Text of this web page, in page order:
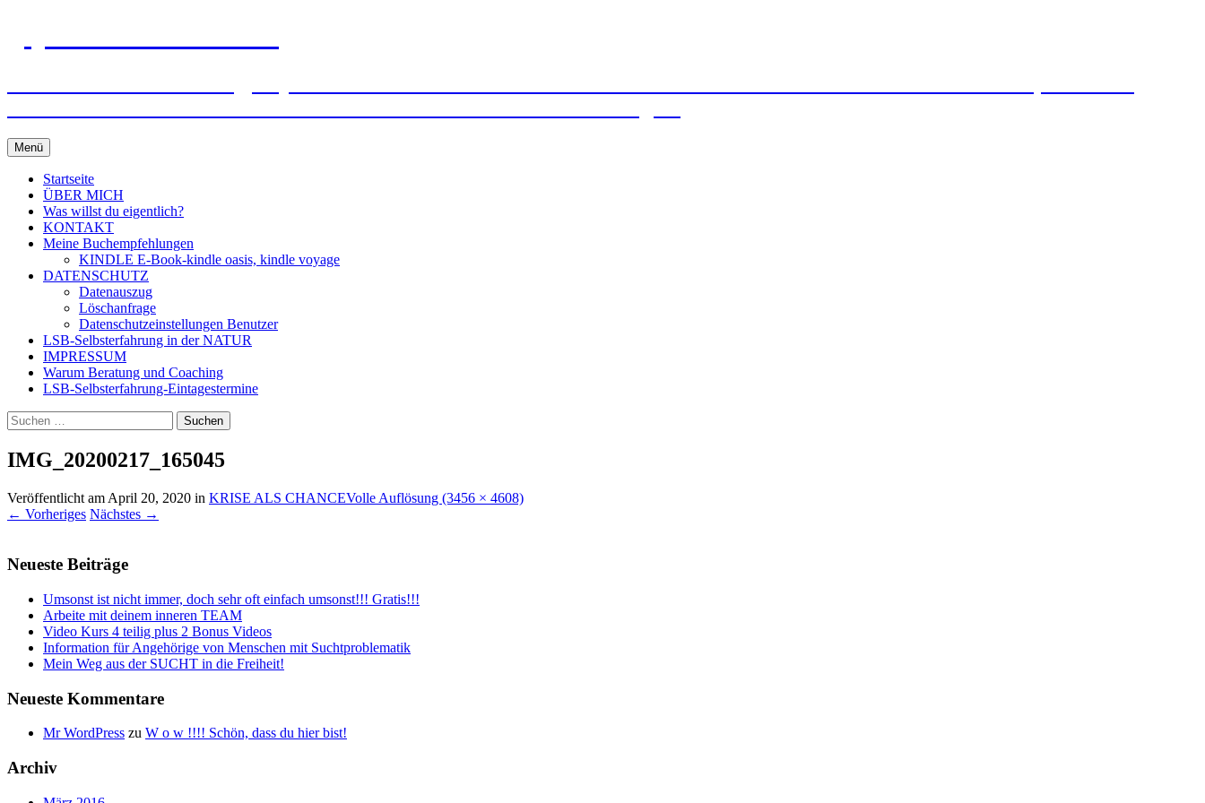
Menü Zum
Inhalt
springen
Startseite
ÜBER MICH
Was willst du eigentlich?
KONTAKT
Meine Buchempfehlungen
KINDLE E-Book-kindle oasis, kindle voyage
DATENSCHUTZ
Datenauszug
Löschanfrage
Datenschutzeinstellungen Benutzer
LSB-Selbsterfahrung in der NATUR
IMPRESSUM
Warum Beratung und Coaching
LSB-Selbsterfahrung-Eintagestermine
Suchen
nach:
IMG_20200217_165045
Veröffentlicht am April 20, 2020 in KRISE ALS CHANCEVolle Auflösung (3456 × 4608)
← Vorheriges Nächstes →
Neueste Beiträge
Umsonst ist nicht immer, doch sehr oft einfach umsonst!!! Gratis!!!
Arbeite mit deinem inneren TEAM
Video Kurs 4 teilig plus 2 Bonus Videos
Information für Angehörige von Menschen mit Suchtproblematik
Mein Weg aus der SUCHT in die Freiheit!
Neueste Kommentare
Mr WordPress zu W o w !!!! Schön, dass du hier bist!
Archiv